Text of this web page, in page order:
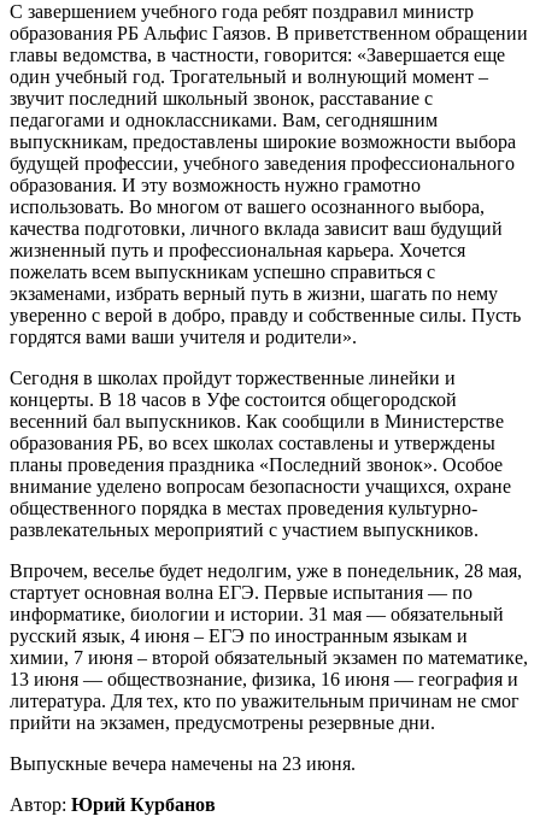
С завершением учебного года ребят поздравил министр
образования РБ Альфис Гаязов. В приветственном обращении
главы ведомства, в частности, говорится: «Завершается еще
один учебный год. Трогательный и волнующий момент –
звучит последний школьный звонок, расставание с
педагогами и одноклассниками. Вам, сегодняшним
выпускникам, предоставлены широкие возможности выбора
будущей профессии, учебного заведения профессионального
образования. И эту возможность нужно грамотно
использовать. Во многом от вашего осознанного выбора,
качества подготовки, личного вклада зависит ваш будущий
жизненный путь и профессиональная карьера. Хочется
пожелать всем выпускникам успешно справиться с
экзаменами, избрать верный путь в жизни, шагать по нему
уверенно с верой в добро, правду и собственные силы. Пусть
гордятся вами ваши учителя и родители».
Сегодня в школах пройдут торжественные линейки и
концерты. В 18 часов в Уфе состоится общегородской
весенний бал выпускников. Как сообщили в Министерстве
образования РБ, во всех школах составлены и утверждены
планы проведения праздника «Последний звонок». Особое
внимание уделено вопросам безопасности учащихся, охране
общественного порядка в местах проведения культурно-
развлекательных мероприятий с участием выпускников.
Впрочем, веселье будет недолгим, уже в понедельник, 28 мая,
стартует основная волна ЕГЭ. Первые испытания — по
информатике, биологии и истории. 31 мая — обязательный
русский язык, 4 июня – ЕГЭ по иностранным языкам и
химии, 7 июня – второй обязательный экзамен по математике,
13 июня — обществознание, физика, 16 июня — география и
литература. Для тех, кто по уважительным причинам не смог
прийти на экзамен, предусмотрены резервные дни.
Выпускные вечера намечены на 23 июня.
Автор: Юрий Курбанов